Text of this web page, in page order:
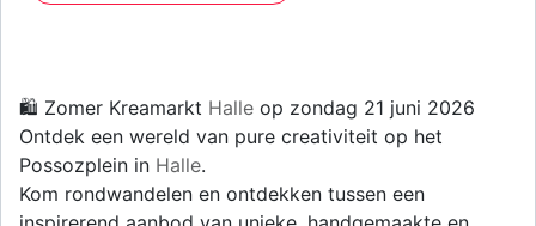
🛍️ Zomer Kreamarkt Halle op zondag 21 juni 2026
Ontdek een wereld van pure creativiteit op het
Possozplein in Halle.
Kom rondwandelen en ontdekken tussen een